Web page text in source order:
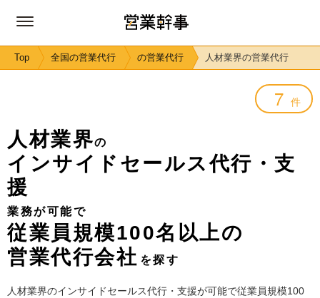
Top 全国の営業代行 の営業代行 人材業界の営業代行
7 件
人材業界の
インサイドセールス代行・支
援
業務が可能で
従業員規模100名以上の
営業代行会社 を探す
人材業界のインサイドセールス代行・支援が可能で従業員規模100